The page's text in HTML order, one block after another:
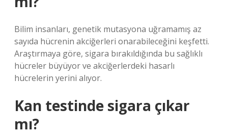
Bilim insanları, genetik mutasyona uğramamış az
sayıda hücrenin akciğerleri onarabileceğini keşfetti.
Araştırmaya göre, sigara bırakıldığında bu sağlıklı
hücreler büyüyor ve akciğerlerdeki hasarlı
hücrelerin yerini alıyor.
Kan testinde sigara çıkar
mı?